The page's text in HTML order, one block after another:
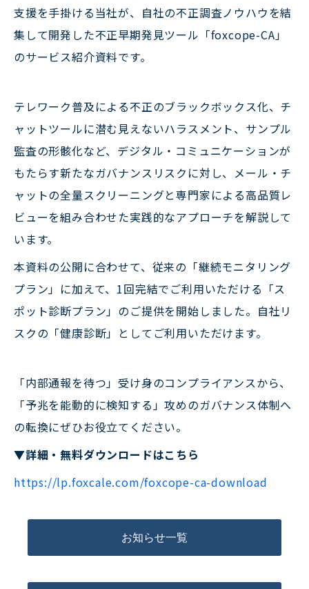
支援を手掛ける当社が、自社の不正調査ノウハウを結
集して開発した不正早期発見ツール「foxcope-CA」
のサービス紹介資料です。
テレワーク普及による不正のブラックボックス化、チ
ャットツールに潜む見えないハラスメント、サンプル
監査の形骸化など、デジタル・コミュニケーションが
もたらす新たなガバナンスリスクに対し、メール・チ
ャットの全量スクリーニングと専門家による高品質レ
ビューを組み合わせた実践的なアプローチを解説して
います。
本資料の公開に合わせて、従来の「継続モニタリング
プラン」に加えて、1回完結でご利用いただける「ス
ポット診断プラン」のご提供を開始しました。自社リ
スクの「健康診断」としてご利用いただけます。
「内部通報を待つ」受け身のコンプライアンスから、
「予兆を能動的に検知する」攻めのガバナンス体制へ
の転換にぜひお役立てください。
▼詳細・無料ダウンロードはこちら
https://lp.foxcale.com/foxcope-ca-download
お知らせ一覧